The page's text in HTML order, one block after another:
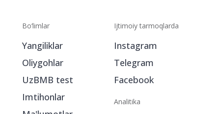
Bo‘limlar
Yangiliklar
Oliygohlar
UzBMB test
Imtihonlar
Ijtimoiy tarmoqlarda
Instagram
Telegram
Facebook
Analitika